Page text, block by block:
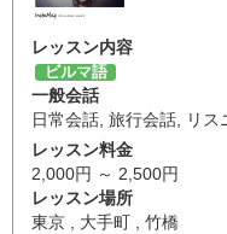
レッスン内容
ビルマ語
一般会話
日常会話 旅行会話 リス
レッスン料金
2,000円 ～ 2,500円
レッスン場所
東京 , 大手町 , 竹橋